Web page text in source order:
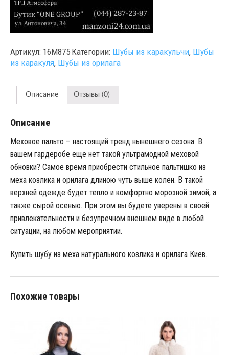
Артикул: 16M875 Категории: Шубы из каракульчи, Шубы
из каракуля, Шубы из орилага
Описание Отзывы (0)
Описание
Меховое пальто – настоящий тренд нынешнего сезона. В
вашем гардеробе еще нет такой ультрамодной меховой
обновки? Самое время приобрести стильное пальтишко из
меха козлика и орилага длиною чуть выше колен. В такой
верхней одежде будет тепло и комфортно морозной зимой, а
также сырой осенью. При этом вы будете уверены в своей
привлекательности и безупречном внешнем виде в любой
ситуации, на любом мероприятии.
Купить шубу из меха натурального козлика и орилага Киев.
Похожие товары